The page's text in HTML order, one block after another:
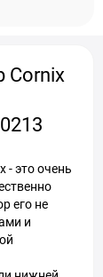
Cornix
- это очень
его не
и